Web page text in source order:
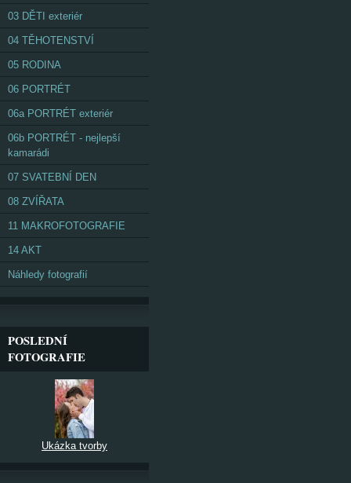
03 DĚTI exteriér
04 TĚHOTENSTVÍ
05 RODINA
06 PORTRÉT
06a PORTRÉT exteriér
06b PORTRÉT - nejlepší
kamarádi
07 SVATEBNÍ DEN
08 ZVÍŘATA
11 MAKROFOTOGRAFIE
14 AKT
Náhledy fotografií
POSLEDNÍ
FOTOGRAFIE
Ukázka tvorby